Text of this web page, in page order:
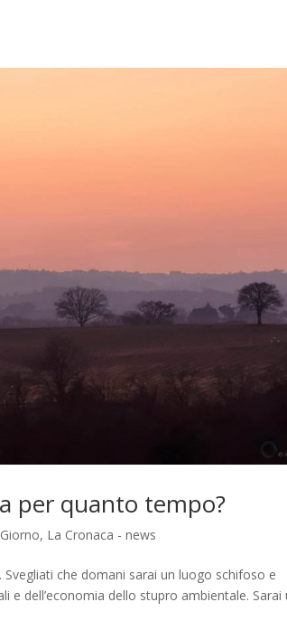
per quanto tempo?
, La Cronaca - news
che domani sarai un luogo schifoso e
dell’economia dello stupro ambientale. Sarai